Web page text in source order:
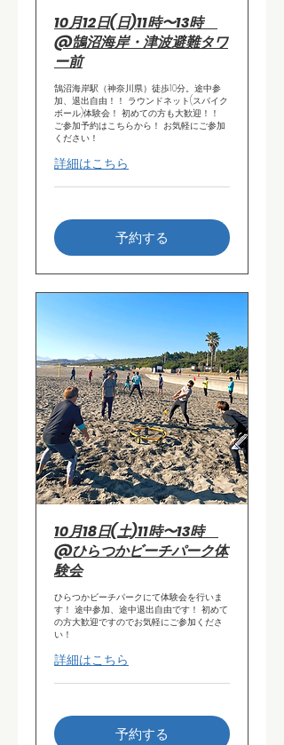
10月12日(日)11時〜13時
@鵠沼海岸・津波避難タワ
ー前
鵠沼海岸駅（神奈川県）徒歩10分。途中参
加、退出自由！！ ラウンドネット(スパイク
ボール)体験会！ 初めての方も大歓迎！！
ご参加予約はこちらから！ お気軽にご参加
ください！
詳細はこちら
予約する
10月18日(土)11時〜13時
@ひらつかビーチパーク体
験会
ひらつかビーチパークにて体験会を行いま
す！ 途中参加、途中退出自由です！ 初めて
の方大歓迎ですのでお気軽にご参加くださ
い！
詳細はこちら
予約する